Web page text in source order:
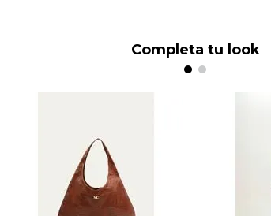
Completa tu look